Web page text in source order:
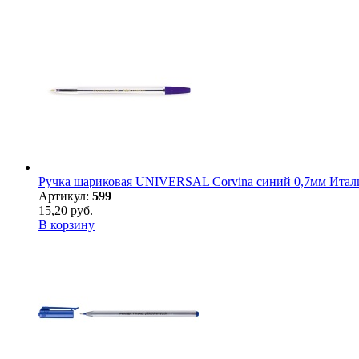
Ручка шариковая UNIVERSAL Corvina синий 0,7мм
Артикул: 599
15,20 руб.
В корзину